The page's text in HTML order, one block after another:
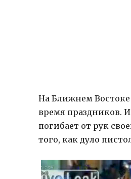
На Ближнем Востоке
время праздников.
погибает от рук
того, как дуло